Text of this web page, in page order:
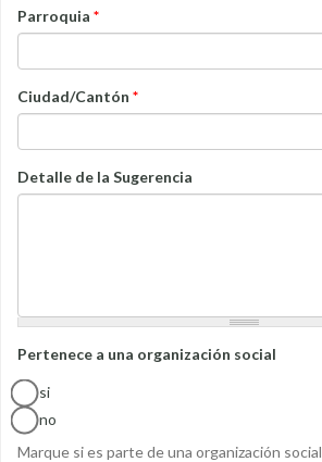
Parroquia *
Ciudad/Cantón *
Detalle de la Sugerencia
Pertenece a una organización social
si
no
Marque si es parte de una organización social